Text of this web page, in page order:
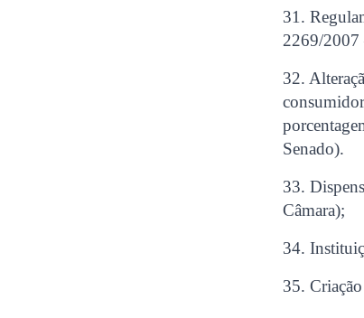
31.
2269/2007
32.
Senado).
33.
Câmara);
34.
35.